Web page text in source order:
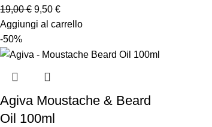
19,00€ 9,50 €
Aggiungi al carrello
-50%
Agiva Moustache & Beard
Oil 100ml